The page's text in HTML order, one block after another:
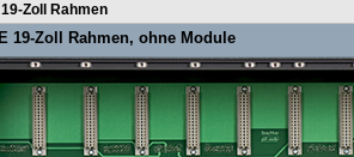
Zoll Rahmen
19-Zoll Rahmen, ohne Module